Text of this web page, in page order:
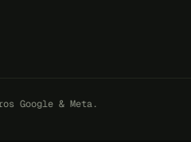
Google & Meta.